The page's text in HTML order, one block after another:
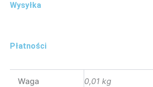
Wysyłka
Płatności
Waga 0,01 kg